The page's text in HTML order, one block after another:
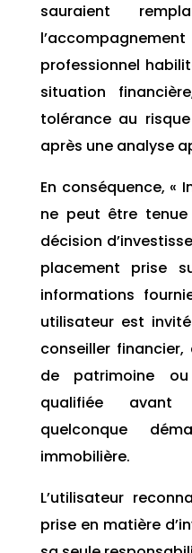
sauraient
professionnel
situation
tolérance au
après une analyse
En conséquence, «
ne peut être
décision
placement prise
informations
utilisateur est
conseiller financier,
de patrimoine
qualifiée avant
quelconque
immobilière.
L’utilisateur
prise en matière